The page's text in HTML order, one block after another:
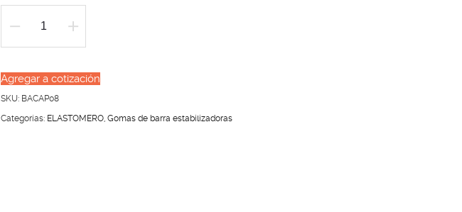
GOMA
BARRA
ESTABILIZADORA
CAPTIVA
Agregar a cotización
SKU: BACAP08
Categorías: ELASTOMERO,Gomas de barra estabilizadoras